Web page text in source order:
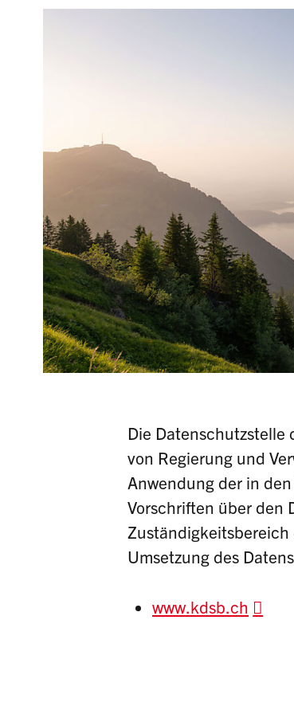
Die Datenschutzstelle
von Regierung und
Anwendung der in
Vorschriften über den
Umsetzung des
www.kdsb.ch